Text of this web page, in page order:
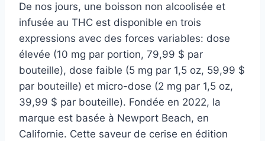
De nos jours, une boisson non alcoolisée et
infusée au THC est disponible en trois
expressions avec des forces variables: dose
élevée (10 mg par portion, 79,99 $ par
bouteille), dose faible (5 mg par 1,5 oz, 59,99 $
par bouteille) et micro-dose (2 mg par 1,5 oz,
39,99 $ par bouteille). Fondée en 2022, la
marque est basée à Newport Beach, en
Californie. Cette saveur de cerise en édition